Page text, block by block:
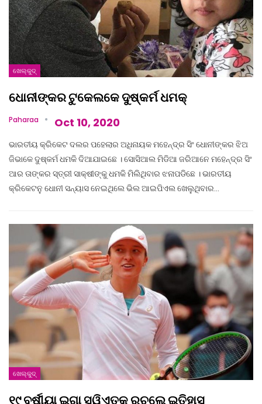
ଖେଲ୍‌କୁଦ୍‌
ଧୋନୀଙ୍କର ଟୁକେଲକେ ଦୁଷ୍କର୍ମ ଧମକ୍‌
Paharaa Oct 10, 2020
ଭାରତୀୟ କ୍ରିକେଟ ଦଲର ପହେଲାର ଅଧିନାୟକ ମହେନ୍ଦ୍ର ସିଂ ଧୋନୀଙ୍କର ଝିଅ
ଜିଭାକେ ଦୁଷ୍କର୍ମ ଧମକି ଦିଆଯାଇଛେ । ସୋସିଆଲ ମିଡିଆ ଜରିଆନେ ମହେନ୍ଦ୍ର ସିଂ
ଆର ତାଙ୍କର ସ୍ତ୍ରୀ ସାକ୍ଷୀଙ୍କୁ ଧମକି ମିଲିଥିବାର ଝନାପଡିଛେ । ଭାରତୀୟ
କ୍ରିକେଟନୁ ଧୋନୀ ସନ୍ୟାସ ନେଇଥିଲେ ଭିଲ ଆଇପିଏଲ ଖେଲୁଥିବାର…
ଖେଲ୍‌କୁଦ୍‌
୧୯ ବର୍ଷୀୟା ଇଗା ସ୍ୱିଏତକ ରଚଲେ ଇତିହାସ୍‌